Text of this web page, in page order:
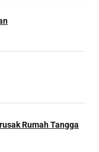
Rumah Tangga